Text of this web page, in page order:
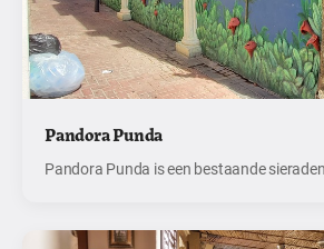
Pandora Punda
Pandora Punda is een bestaande